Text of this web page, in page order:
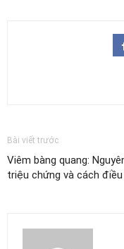
Bài viết trước
Viêm bàng quang:
triệu chứng và cách